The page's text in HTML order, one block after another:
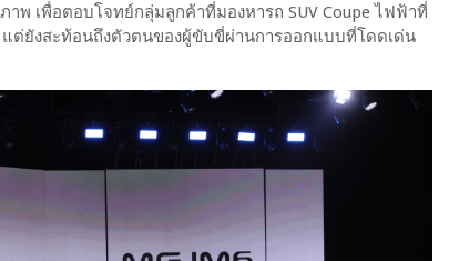
พ เพื่อตอบโจทย์กลุ่มลูกค้าที่มองหารถ SUV Coupe ไฟฟ้าที่
ต่ยังสะท้อนถึงตัวตนของผู้ขับขี่ผ่านการออกแบบที่โดดเด่น